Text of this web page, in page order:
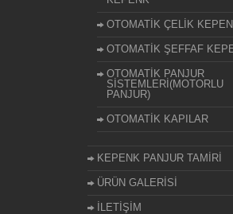
OTOMATİK ÇELİK
OTOMATİK ŞEFFAF
OTOMATİK PANJUR
SİSTEMLERİ(MOTORLU
PANJUR)
OTOMATİK KAPILAR
KEPENK PANJUR TAMİRİ
ÜRÜN GALERİSİ
İLETİŞİM